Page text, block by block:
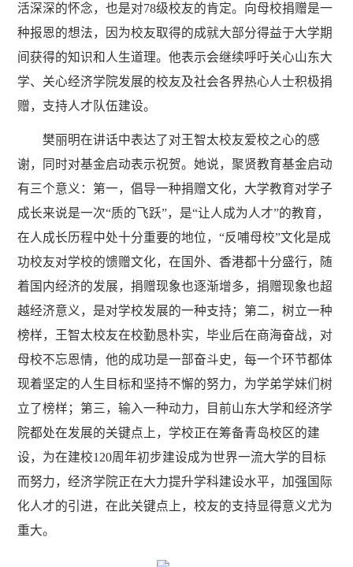
活深深的怀念，也是对78级校友的肯定。向母校捐赠是一
种报恩的想法，因为校友取得的成就大部分得益于大学期
间获得的知识和人生道理。他表示会继续呼吁关心山东大
学、关心经济学院发展的校友及社会各界热心人士积极捐
赠，支持人才队伍建设。
樊丽明在讲话中表达了对王智太校友爱校之心的感
谢，同时对基金启动表示祝贺。她说，聚贤教育基金启动
有三个意义：第一，倡导一种捐赠文化，大学教育对学子
成长来说是一次“质的飞跃”，是“让人成为人才”的教育，
在人成长历程中处十分重要的地位，“反哺母校”文化是成
功校友对学校的馈赠文化，在国外、香港都十分盛行，随
着国内经济的发展，捐赠现象也逐渐增多，捐赠现象也超
越经济意义，是对学校发展的一种支持；第二，树立一种
榜样，王智太校友在校勤恳朴实，毕业后在商海奋战，对
母校不忘恩情，他的成功是一部奋斗史，每一个环节都体
现着坚定的人生目标和坚持不懈的努力，为学弟学妹们树
立了榜样；第三，输入一种动力，目前山东大学和经济学
院都处在发展的关键点上，学校正在筹备青岛校区的建
设，为在建校120周年初步建设成为世界一流大学的目标
而努力，经济学院正在大力提升学科建设水平，加强国际
化人才的引进，在此关键点上，校友的支持显得意义尤为
重大。